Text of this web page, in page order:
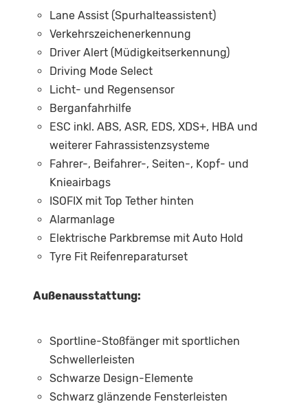
Lane Assist (Spurhalteassistent)
Verkehrszeichenerkennung
Driver Alert (Müdigkeitserkennung)
Driving Mode Select
Licht- und Regensensor
Berganfahrhilfe
ESC inkl. ABS, ASR, EDS, XDS+, HBA und
weiterer Fahrassistenzsysteme
Fahrer-, Beifahrer-, Seiten-, Kopf- und
Knieairbags
ISOFIX mit Top Tether hinten
Alarmanlage
Elektrische Parkbremse mit Auto Hold
Tyre Fit Reifenreparaturset
Außenausstattung:
Sportline-Stoßfänger mit sportlichen
Schwellerleisten
Schwarze Design-Elemente
Schwarz glänzende Fensterleisten